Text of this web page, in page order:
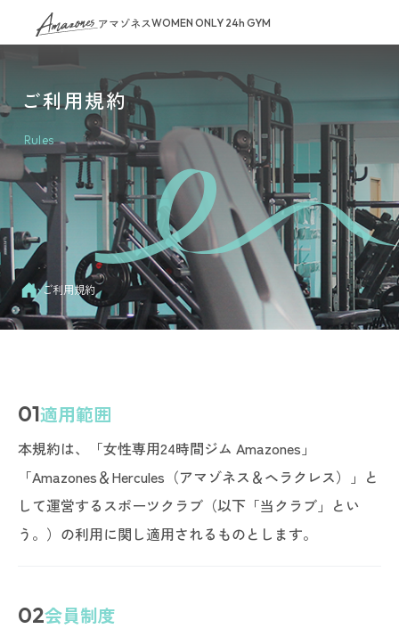
アマゾネスWOMEN ONLY 24h GYM
ご利用規約
Rules
›ご利用規約
01適用範囲
本規約は、「女性専用24時間ジム Amazones」
「Amazones＆Hercules（アマゾネス＆ヘラクレス）」と
して運営するスポーツクラブ（以下「当クラブ」とい
う。）の利用に関し適用されるものとします。
02会員制度